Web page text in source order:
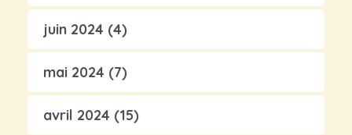
juin 2024 (4)
mai 2024 (7)
avril 2024 (15)